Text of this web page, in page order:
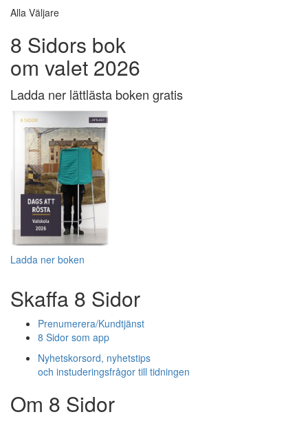
Alla Väljare
8 Sidors bok
om valet 2026
Ladda ner lättlästa boken gratis
Ladda ner boken
Skaffa 8 Sidor
Prenumerera/Kundtjänst
8 Sidor som app
Nyhetskorsord, nyhetstips
och instuderingsfrågor till tidningen
Om 8 Sidor